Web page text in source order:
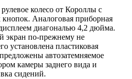
колесо от Короллы с
Аналоговая приборная
диагональю 4,2 дюйма.
экран по-прежнему не
установлена пластиковая
автозатемняемое
камеры заднего вида и
сидений.